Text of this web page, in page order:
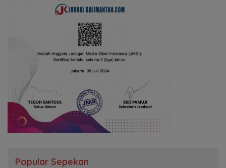
Popular Sepekan